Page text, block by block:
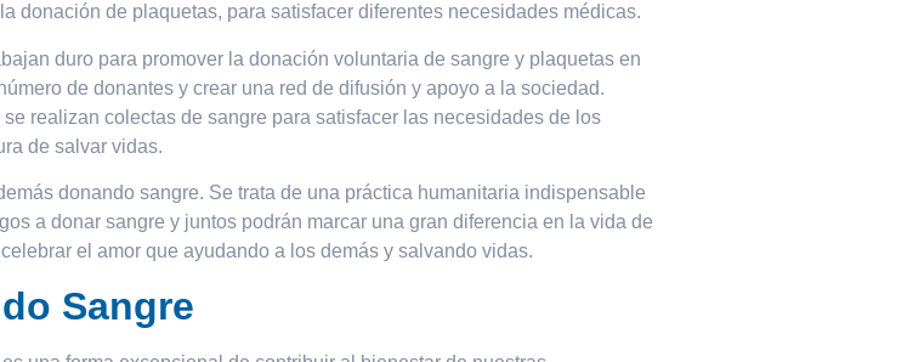
donación de plaquetas, para satisfacer diferentes necesidades médicas.
duro para promover la donación voluntaria de sangre y plaquetas en
de donantes y crear una red de difusión y apoyo a la sociedad.
realizan colectas de sangre para satisfacer las necesidades de los
de salvar vidas.
donando sangre. Se trata de una práctica humanitaria indispensable
a donar sangre y juntos podrán marcar una gran diferencia en la vida de
el amor que ayudando a los demás y salvando vidas.
Sangre